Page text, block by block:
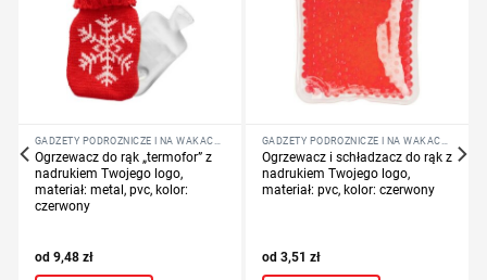
GADŻETY PODRÓŻNICZE I NA WAKACJE
Ogrzewacz do rąk „termofor” z
nadrukiem Twojego logo,
materiał: metal, pvc, kolor:
czerwony
9,48 zł
GADŻETY PODRÓŻNICZE I NA WAKACJE
Ogrzewacz i schładzacz do rąk z
nadrukiem Twojego logo,
materiał: pvc, kolor: czerwony
3,51 zł